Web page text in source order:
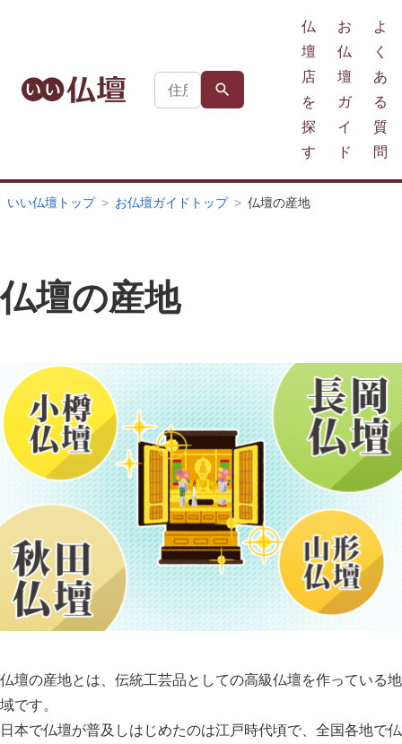
仏
壇
店
を
探
す
お
仏
壇
ガ
イ
ド
よ
く
あ
る
質
問
いい仏壇トップ お仏壇ガイドトップ 仏壇の産地
仏壇の産地
仏壇の産地とは、伝統工芸品としての高級仏壇を作っている地
域です。
日本で仏壇が普及しはじめたのは江戸時代頃で、全国各地で仏